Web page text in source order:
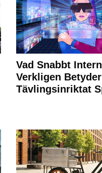
Vad Snabbt
Verkligen
Tävlingsinriktat